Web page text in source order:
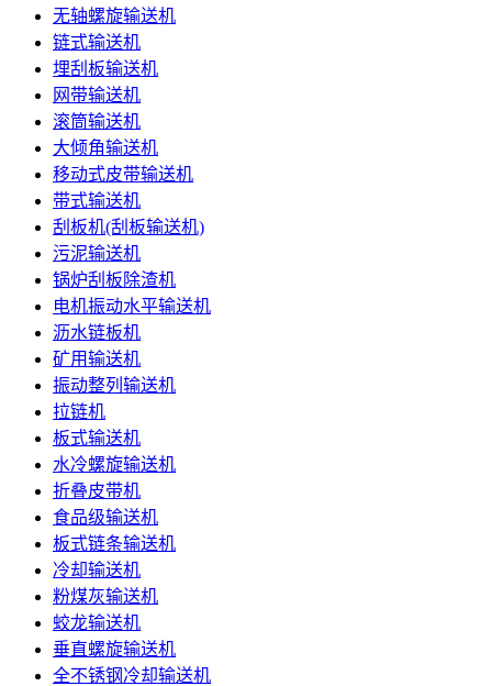
无轴螺旋输送机
链式输送机
埋刮板输送机
网带输送机
滚筒输送机
大倾角输送机
移动式皮带输送机
带式输送机
刮板机(刮板输送机)
污泥输送机
锅炉刮板除渣机
电机振动水平输送机
沥水链板机
矿用输送机
振动整列输送机
拉链机
板式输送机
水冷螺旋输送机
折叠皮带机
食品级输送机
板式链条输送机
冷却输送机
粉煤灰输送机
蛟龙输送机
垂直螺旋输送机
全不锈钢冷却输送机